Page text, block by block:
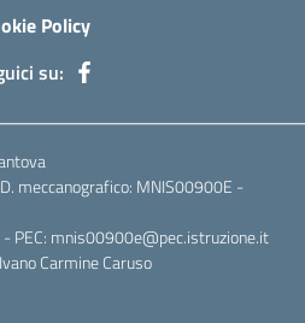
Policy
su:
meccanografico: MNIS00900E -
PEC: mnis00900e@pec.istruzione.it
Carmine Caruso